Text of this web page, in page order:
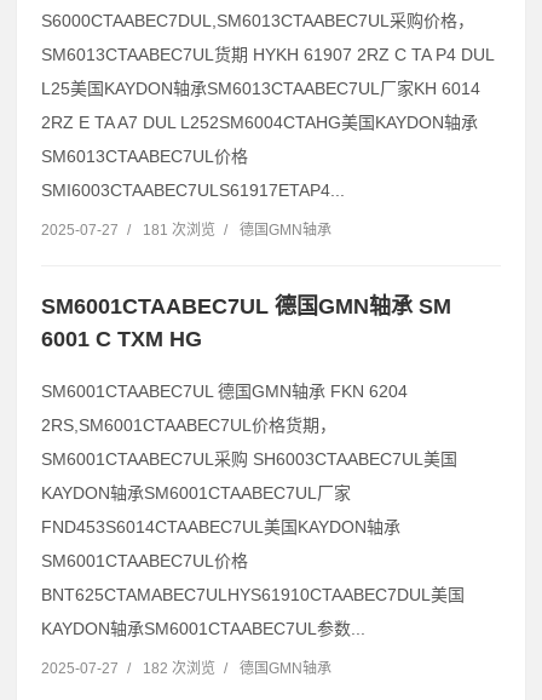
S6000CTAABEC7DUL,SM6013CTAABEC7UL采购价格，
SM6013CTAABEC7UL货期 HYKH 61907 2RZ C TA P4 DUL
L25美国KAYDON轴承SM6013CTAABEC7UL厂家KH 6014
2RZ E TA A7 DUL L252SM6004CTAHG美国KAYDON轴承
SM6013CTAABEC7UL价格
SMI6003CTAABEC7ULS61917ETAP4...
2025-07-27 / 181 次浏览 / 德国GMN轴承
SM6001CTAABEC7UL 德国GMN轴承 SM
6001 C TXM HG
SM6001CTAABEC7UL 德国GMN轴承 FKN 6204
2RS,SM6001CTAABEC7UL价格货期，
SM6001CTAABEC7UL采购 SH6003CTAABEC7UL美国
KAYDON轴承SM6001CTAABEC7UL厂家
FND453S6014CTAABEC7UL美国KAYDON轴承
SM6001CTAABEC7UL价格
BNT625CTAMABEC7ULHYS61910CTAABEC7DUL美国
KAYDON轴承SM6001CTAABEC7UL参数...
2025-07-27 / 182 次浏览 / 德国GMN轴承